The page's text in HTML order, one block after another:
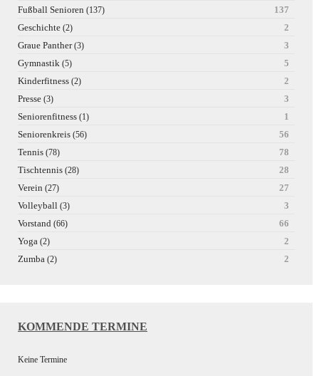
Fußball Senioren (137)
137
Geschichte (2)
2
Graue Panther(3)
3
Gymnastik (5)
5
Kinderfitness (2)
2
Presse (3)
3
Seniorenfitness (1)
1
Seniorenkreis (56)
56
Tennis (78)
78
Tischtennis (28)
28
Verein (27)
27
Volleyball (3)
3
Vorstand (66)
66
Yoga (2)
2
Zumba (2) 2
KOMMENDE TERMINE
Keine Termine